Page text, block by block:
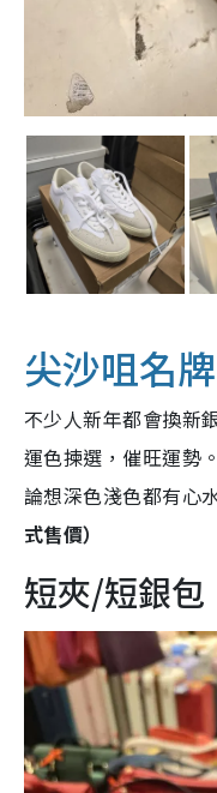
尖沙咀名
不少人新年都會換新
運色揀選，催旺運勢
論想深色淺色都有心
式售價）
短夾/短銀包